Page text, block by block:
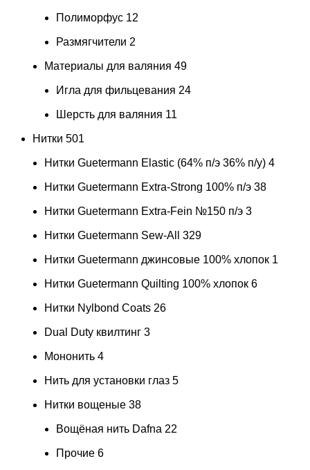
Полиморфус 12
Размягчители 2
Материалы для валяния 49
Игла для фильцевания 24
Шерсть для валяния 11
Нитки 501
Нитки Guetermann Elastic (64% п/э 36% п/у) 4
Нитки Guetermann Extra-Strong 100% п/э 38
Нитки Guetermann Extra-Fein №150 п/э 3
Нитки Guetermann Sew-All 329
Нитки Guetermann джинсовые 100% хлопок 1
Нитки Guetermann Quilting 100% хлопок 6
Нитки Nylbond Coats 26
Dual Duty квилтинг 3
Мононить 4
Нить для установки глаз 5
Нитки вощеные 38
Вощёная нить Dafna 22
Прочие 6